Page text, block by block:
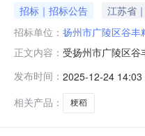
招标｜招标公告 江苏省
招标单位： 扬州市广陵区谷丰
正文内容： 受扬州市广陵区谷
州分市场地*粮食
应价起点数
发布时间： 2025-12-24 14:03
相关产品：
粳稻